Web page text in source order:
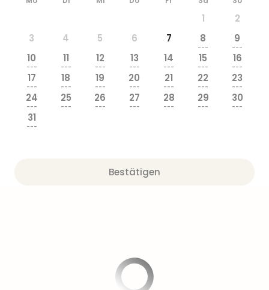
1
2
3
4 5 6 7 8
---
9
---
10
---
11
---
12
---
13
---
14
---
15
---
16
---
17
---
18
---
19
---
20
---
21
---
22
---
23
---
24
---
25
---
26
---
27
---
28
---
29
---
30
---
31
---
Bestätigen